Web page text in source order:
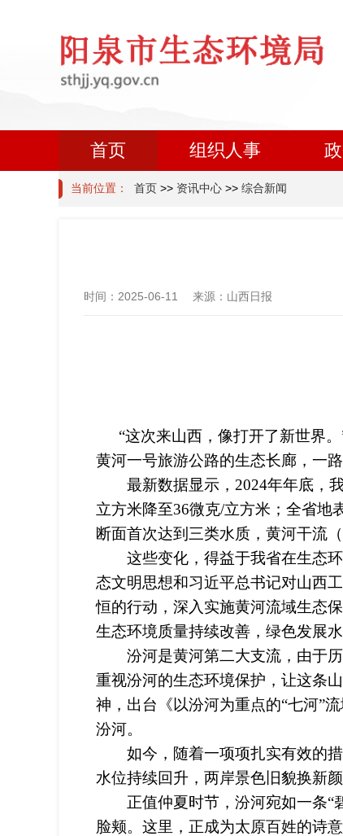
首页 组织人事
当前位置： 首页 >> 资讯中心 >> 综合新闻
时间： 2025-06-11 来源： 山西日报
“这次来山西，像打开了新世界
黄河一号旅游公路的生态长廊，一
最新数据显示，2024年年底，我
立方米降至36微克/立方米；全省地
断面首次达到三类水质，黄河干流
这些变化，得益于我省在生态环
态文明思想和习近平总书记对山西
恒的行动，深入实施黄河流域生态
生态环境质量持续改善，绿色发展
汾河是黄河第二大支流，由于历
重视汾河的生态环境保护，让这条
神，出台《以汾河为重点的“七河”
汾河。
如今，随着一项项扎实有效的措
水位持续回升，两岸景色旧貌换新颜
正值仲夏时节，汾河宛如一条“碧
脸颊。这里，正成为太原百姓的诗